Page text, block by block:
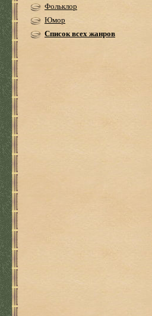
Фольклор
Юмор
Список всех жанров